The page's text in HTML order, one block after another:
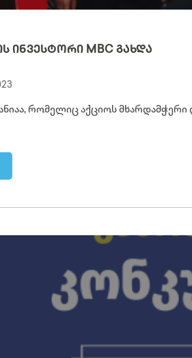
ᲘᲜᲕᲔᲡᲢᲝᲠᲘ MBC ᲒᲐᲮᲓᲐ
რომელიც აქციოს მხარდამჭერი